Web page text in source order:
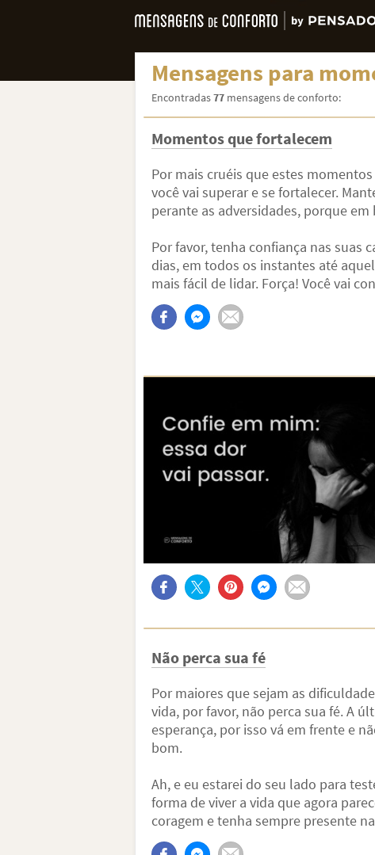
Mensagens para
Encontradas77mensagens de conforto:
Momentos que fortalecem
Por mais cruéis que estes
você vai superar e se fortalecer.
perante as adversidades, porque
Por favor, tenha confiança nas suas
dias, em todos os instantes até
mais fácil de lidar. Força! Você vai
Não perca sua fé
Por maiores que sejam as
vida, por favor, não perca sua fé. A
esperança, por isso vá em frente e
bom.
Ah, e eu estarei do seu lado para
forma de viver a vida que agora
coragem e tenha sempre presente